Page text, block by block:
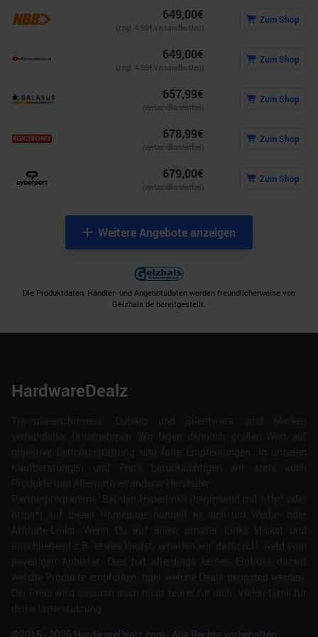
649,00€
(zzgl. 4,99€ Versandkosten)
Zum Shop
649,00€
(zzgl. 4,99€ Versandkosten)
Zum Shop
657,99€
(versandkostenfrei)
Zum Shop
678,99€
(versandkostenfrei)
Zum Shop
679,00€
(versandkostenfrei)
Zum Shop
Weitere Angebote anzeigen
Die Produktdaten, Händler- und Angebotsdaten werden freundlicherweise von
Geizhals.de bereitgestellt.
HardwareDealz